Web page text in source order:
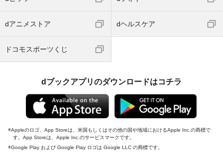
dアニメストア dヘルスケア
ドコモスポーツくじ
dブックアプリのダウンロードはコチラ
Appleのロゴ、App Storeは、米国もしくはその他の国や地域におけるApple Inc.の商標で
す。App Storeは、Apple Inc.のサービスマークです。
Google Play および Google Play ロゴは Google LLC の商標です。